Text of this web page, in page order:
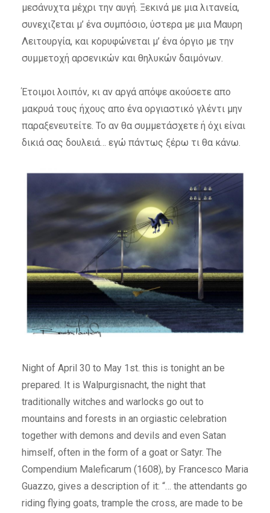
μεσάνυχτα μέχρι την αυγή. Ξεκινά με μια λιτανεία,
συνεχιζεται μ’ ένα συμπόσιο, ύστερα με μια Μαυρη
Λειτουργία, και κορυφώνεται μ’ ένα όργιο με την
συμμετοχή αρσενικών και θηλυκών δαιμόνων.
Έτοιμοι λοιπόν, κι αν αργά απόψε ακούσετε απο
μακρυά τους ήχους απο ένα οργιαστικό γλέντι μην
παραξενευτείτε. Το αν θα συμμετάσχετε ή όχι είναι
δικιά σας δουλειά… εγώ πάντως ξέρω τι θα κάνω.
Night of April 30 to May 1st. this is tonight an be
prepared. It is Walpurgisnacht, the night that
traditionally witches and warlocks go out to
mountains and forests in an orgiastic celebration
together with demons and devils and even Satan
himself, often in the form of a goat or Satyr. The
Compendium Maleficarum (1608), by Francesco Maria
Guazzo, gives a description of it: “… the attendants go
riding flying goats, trample the cross, are made to be